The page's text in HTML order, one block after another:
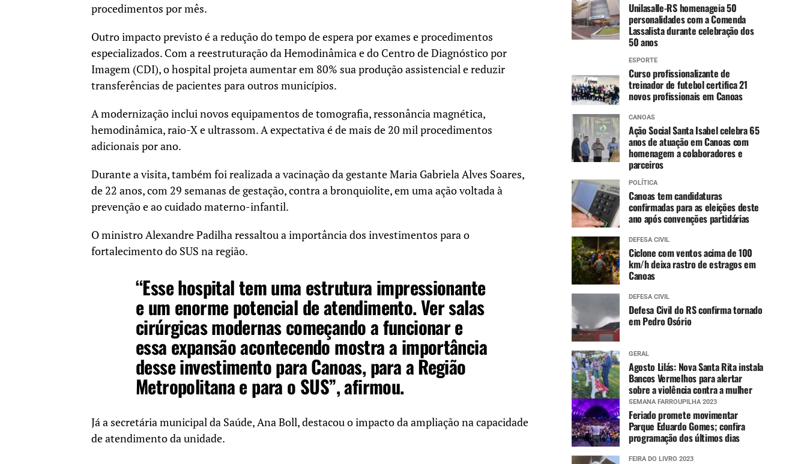
procedimentos por mês.
Outro impacto previsto é a redução do tempo de espera por exames e procedimentos
especializados. Com a reestruturação da Hemodinâmica e do Centro de Diagnóstico por
Imagem (CDI), o hospital projeta aumentar em 80% sua produção assistencial e reduzir
transferências de pacientes para outros municípios.
A modernização inclui novos equipamentos de tomografia, ressonância magnética,
hemodinâmica, raio-X e ultrassom. A expectativa é de mais de 20 mil procedimentos
adicionais por ano.
Durante a visita, também foi realizada a vacinação da gestante Maria Gabriela Alves Soares,
de 22 anos, com 29 semanas de gestação, contra a bronquiolite, em uma ação voltada à
prevenção e ao cuidado materno-infantil.
O ministro Alexandre Padilha ressaltou a importância dos investimentos para o
fortalecimento do SUS na região.
“Esse hospital tem uma estrutura impressionante
e um enorme potencial de atendimento. Ver salas
cirúrgicas modernas começando a funcionar e
essa expansão acontecendo mostra a importância
desse investimento para Canoas, para a Região
Metropolitana e para o SUS”, afirmou.
Já a secretária municipal da Saúde,Ana Boll, destacou o impacto da ampliação na capacidade
de atendimento da unidade.
Unilasalle-RS homenageia 50
personalidades com a Comenda
Lassalista durante celebração dos
50 anos
ESPORTE
Curso profissionalizante de
treinador de futebol certifica 21
novos profissionais em Canoas
CANOAS
Ação Social Santa Isabel celebra 65
anos de atuação em Canoas com
homenagem a colaboradores e
parceiros
POLÍTICA
Canoas tem candidaturas
confirmadas para as eleições deste
ano após convenções partidárias
DEFESA CIVIL
Ciclone com ventos acima de 100
km/h deixa rastro de estragos em
Canoas
DEFESA CIVIL
Defesa Civil do RS confirma tornado
em Pedro Osório
GERAL
Agosto Lilás: Nova Santa Rita instala
Bancos Vermelhos para alertar
sobre a violência contra a mulher
SEMANA FARROUPILHA 2023
Feriado promete movimentar
Parque Eduardo Gomes; confira
programação dos últimos dias
FEIRA DO LIVRO 2023